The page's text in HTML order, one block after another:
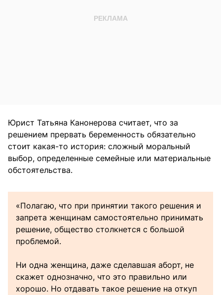
Юрист Татьяна Канонерова считает, что за
решением прервать беременность обязательно
стоит какая-то история: сложный моральный
выбор, определенные семейные или материальные
обстоятельства.
«Полагаю, что при принятии такого решения и
запрета женщинам самостоятельно принимать
решение, общество столкнется с большой
проблемой.
Ни одна женщина, даже сделавшая аборт, не
скажет однозначно, что это правильно или
хорошо. Но отдавать такое решение на откуп